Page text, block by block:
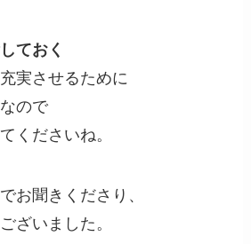
ておく
実させるために
ので
くださいね。
お聞きくださり、
ざいました。